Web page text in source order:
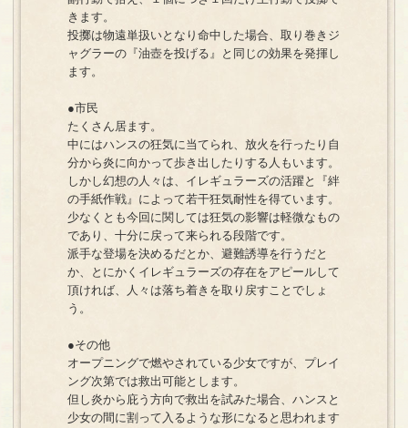
きます。
投擲は物遠単扱いとなり命中した場合、取り巻きジ
ャグラーの『油壺を投げる』と同じの効果を発揮し
ます。
●市民
たくさん居ます。
中にはハンスの狂気に当てられ、放火を行ったり自
分から炎に向かって歩き出したりする人もいます。
しかし幻想の人々は、イレギュラーズの活躍と『絆
の手紙作戦』によって若干狂気耐性を得ています。
少なくとも今回に関しては狂気の影響は軽微なもの
であり、十分に戻って来られる段階です。
派手な登場を決めるだとか、避難誘導を行うだと
か、とにかくイレギュラーズの存在をアピールして
頂ければ、人々は落ち着きを取り戻すことでしょ
う。
●その他
オープニングで燃やされている少女ですが、プレイ
ング次第では救出可能とします。
但し炎から庇う方向で救出を試みた場合、ハンスと
少女の間に割って入るような形になると思われます